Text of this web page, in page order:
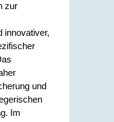
zur
innovativer,
und
Im